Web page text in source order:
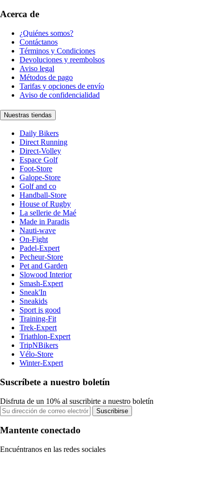
Acerca de
¿Quiénes somos?
Contáctanos
Términos y Condiciones
Devoluciones y reembolsos
Aviso legal
Métodos de pago
Tarifas y opciones de envío
Aviso de confidencialidad
Nuestras tiendas
Daily Bikers
Direct Running
Direct-Volley
Espace Golf
Foot-Store
Galope-Store
Golf and co
Handball-Store
House of Rugby
La sellerie de Maé
Made in Paradis
Nauti-wave
On-Fight
Padel-Expert
Pecheur-Store
Pet and Garden
Slowood Interior
Smash-Expert
Sneak'In
Sneakids
Sport is good
Training-Fit
Trek-Expert
Triathlon-Expert
TripNBikers
Vélo-Store
Winter-Expert
Suscríbete a nuestro boletín
Disfruta de un 10% al suscribirte a nuestro boletín
Suscribirse
Mantente conectado
Encuéntranos en las redes sociales